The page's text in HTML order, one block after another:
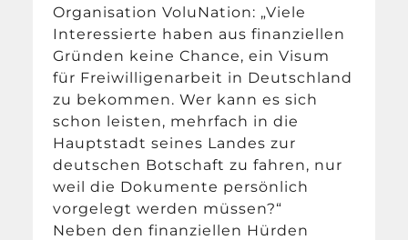
Organisation VoluNation: „Viele
Interessierte haben aus finanziellen
Gründen keine Chance, ein Visum
für Freiwilligenarbeit in Deutschland
zu bekommen. Wer kann es sich
schon leisten, mehrfach in die
Hauptstadt seines Landes zur
deutschen Botschaft zu fahren, nur
weil die Dokumente persönlich
vorgelegt werden müssen?“
Neben den finanziellen Hürden